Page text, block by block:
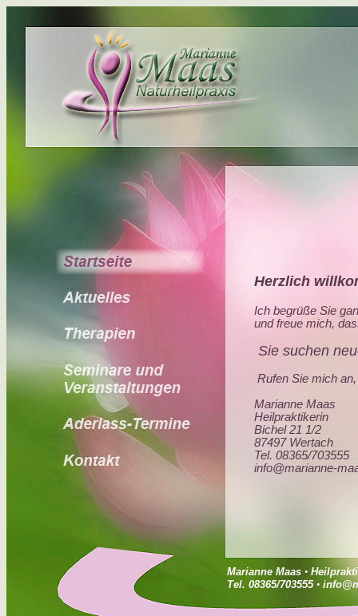
Herzlich
Ich begrüße Sie
und freue mich,
Sie suchen
Rufen Sie mich
Marianne Maas
Heilpraktikerin
Bichel 21 1/2
87497 Wertach
Tel. 08365/703555
info@marianne-
Marianne Maas •
Tel. 08365/703555 •